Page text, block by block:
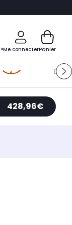
Me connecterPanier
428,96€